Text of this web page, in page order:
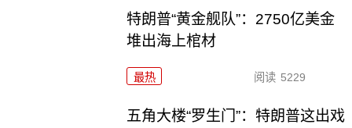
特朗普“黄金舰队”：2750亿美金
堆出海上棺材
最热 阅读 5229
五角大楼“罗生门”：特朗普这出戏